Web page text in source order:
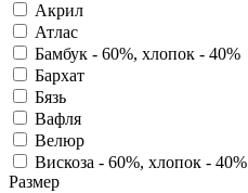
Акрил
Атлас
Бамбук - 60%, хлопок - 40%
Бархат
Бязь
Вафля
Велюр
Вискоза - 60%, хлопок - 40%
Размер